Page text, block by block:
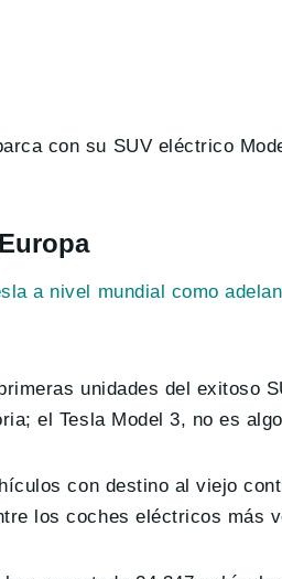
con su SUV eléctrico
a nivel mundial como
unidades del exitoso
el Tesla Model 3, no es
con destino al viejo
los coches eléctricos más